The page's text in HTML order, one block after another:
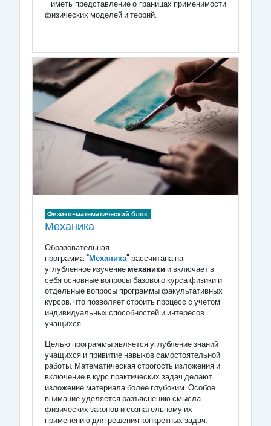
- иметь представление о границах применимости
физических моделей и теорий.
Физико-математический блок
Механика
Образовательная
программа"Механика"рассчитана на
углубленное изучение механики и включает в
себя основные вопросы базового курса физики и
отдельные вопросы программы факультативных
курсов, что позволяет строить процесс с учетом
индивидуальных способностей и интересов
учащихся.
Целью программы является углубление знаний
учащихся и привитие навыков самостоятельной
работы. Математическая строгость изложения и
включение в курс практических задач делают
изложение материала более глубоким. Особое
внимание уделяется разъяснению смысла
физических законов и сознательному их
применению для решения конкретных задач.